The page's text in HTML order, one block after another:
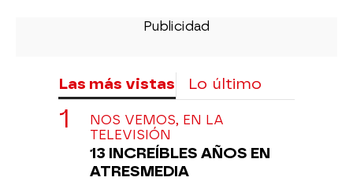
Las más vistas Lo último
NOS VEMOS, EN LA
TELEVISIÓN
13 INCREÍBLES AÑOS EN
ATRESMEDIA